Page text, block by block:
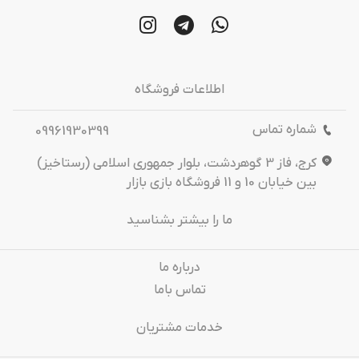
اطلاعات فروشگاه
شماره تماس
09961930399
کرج، فاز 3 گوهردشت، بلوار جمهوری اسلامی (رستاخیز)
بین خیابان 10 و 11 فروشگاه بازی بازار
ما را بیشتر بشناسید
درباره‌ ما
تماس باما
خدمات مشتریان